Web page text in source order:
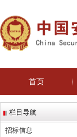
首页
栏目导航
招标信息